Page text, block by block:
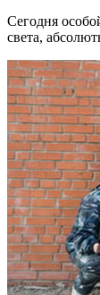
Сегодня
света,